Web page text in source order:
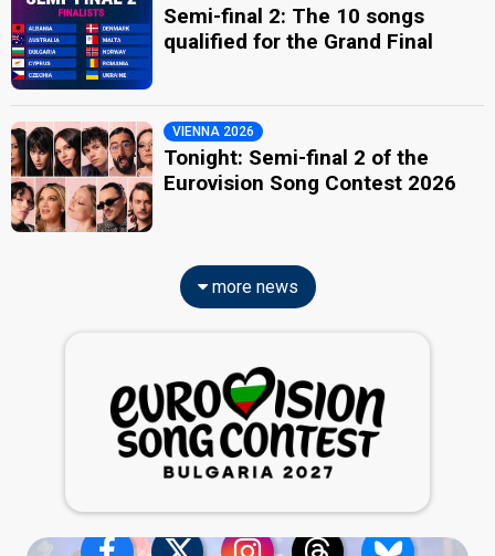
Semi-final 2: The 10 songs
qualified for the Grand Final
VIENNA 2026
Tonight: Semi-final 2 of the
Eurovision Song Contest 2026
more news